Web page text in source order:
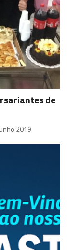
de
2019